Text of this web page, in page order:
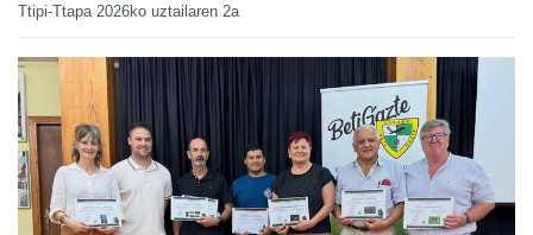
Ttipi-Ttapa 2026ko uztailaren 2a